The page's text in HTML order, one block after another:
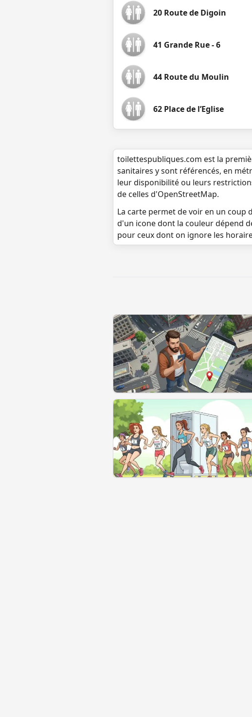
20 Route de Digoin
41 Grande Rue - 6
44 Route du Moulin
62 Place de l’Eglise
toilettespubliques.com est la
sanitaires y sont référencés, en
leur disponibilité ou leurs
de celles d'OpenStreetMap.
La carte permet de voir en un coup
d'un icone dont la couleur dépend
pour ceux dont on ignore les